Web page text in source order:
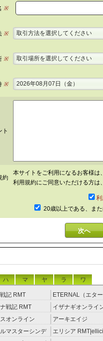
※
※ 取引方法を選択してください
※ 取引場所を選択してください
※ 2026年08月07日（金）
ト
約
本サイトをご利用になるお客様は
利用規約にご同意いただける方は
20歳以上である、ま
ハ マ ヤ ラ ワ
記 RMT
ETERNAL（エター
RMT
戦記 RMT イザナギオンライ
オンライン
約制）
アーキエイジ
RMT|ArcheAge
約制）
マスターシンデ
エリシア